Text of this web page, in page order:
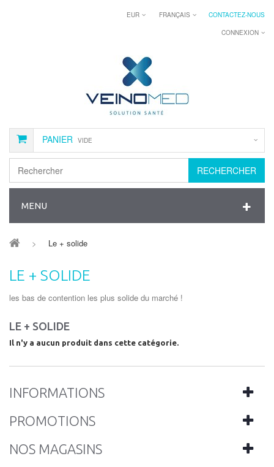
CONTACTEZ-NOUS
FRANÇAIS
EUR
CONNEXION
PANIER VIDE
RECHERCHER
MENU
> Le + solide
LE + SOLIDE
les bas de contention les plus solide du marché !
LE + SOLIDE
Il n'y a aucun produit dans cette catégorie.
INFORMATIONS
PROMOTIONS
NOS MAGASINS